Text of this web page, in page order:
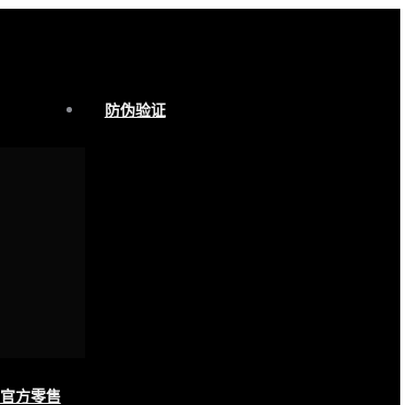
防伪验证
官方零售